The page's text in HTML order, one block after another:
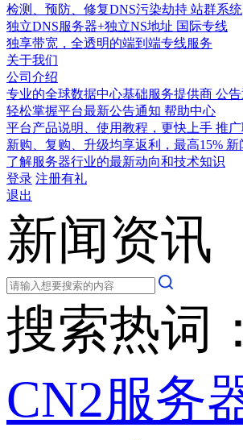
检测、预防、修复DNS污染劫持 站群系统
独立DNS服务器+独立NS地址 国际专线
独享带宽，全透明的端到端专线服务
关于我们
公司介绍
专业的全球数据中心基础服务提供商 公
轻松掌握平台最新公告通知 帮助中心
平台产品说明、使用教程，更快上手 推
新购、复购、升级均享返利，最高15% 新
了解服务器行业的最新动向和技术知识
登录 注册有礼
退出
新闻资讯
搜索热词
CN2服务